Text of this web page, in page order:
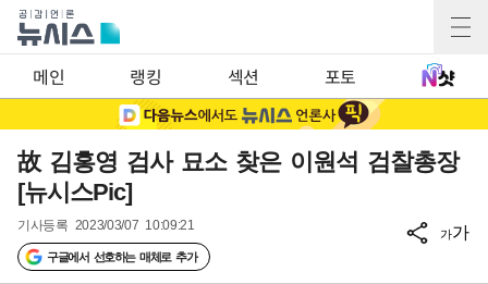
메인 랭킹 섹션 포토
故 김홍영 검사 묘소 찾은 이원석 검찰총장
[뉴시스Pic]
기사등록 2023/03/07 10:09:21
구글에서 선호하는 매체로 추가
가가